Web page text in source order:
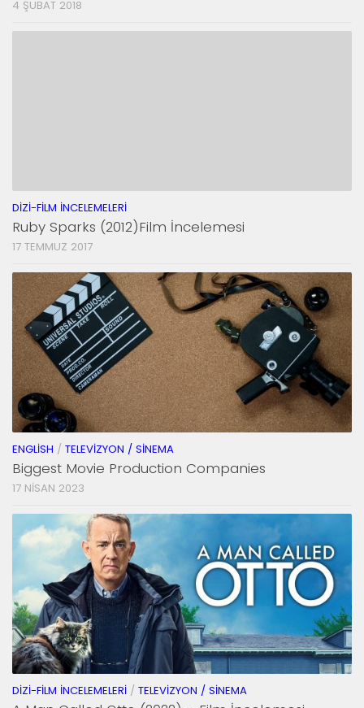
4 ŞUBAT 2018
DIZI-FILM İNCELEMELERI
Ruby Sparks (2012)Film İncelemesi
17 TEMMUZ 2017
ENGLISH / TELEVIZYON / SINEMA
Biggest Movie Production Companies
17 NISAN 2023
DIZI-FILM İNCELEMELERI / TELEVIZYON / SINEMA